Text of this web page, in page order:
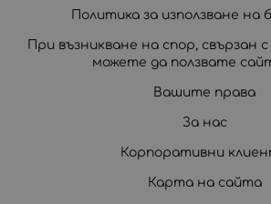
Политика за използване на
При възникване на спор, свързан
можете да ползвате
Вашите права
За нас
Корпоративни
Карта на сайта